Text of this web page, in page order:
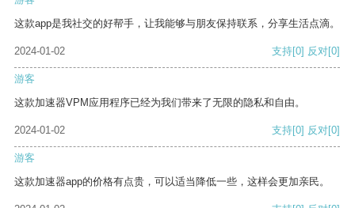
这款app是我社交的好帮手，让我能够与朋友保持联系，分享生活点滴。
2024-01-02 支持[0] 反对[0]
游客
这款加速器VPM应用程序已经为我们带来了无限的隐私和自由。
2024-01-02 支持[0] 反对[0]
游客
这款加速器app的价格有点贵，可以适当降低一些，这样会更加亲民。